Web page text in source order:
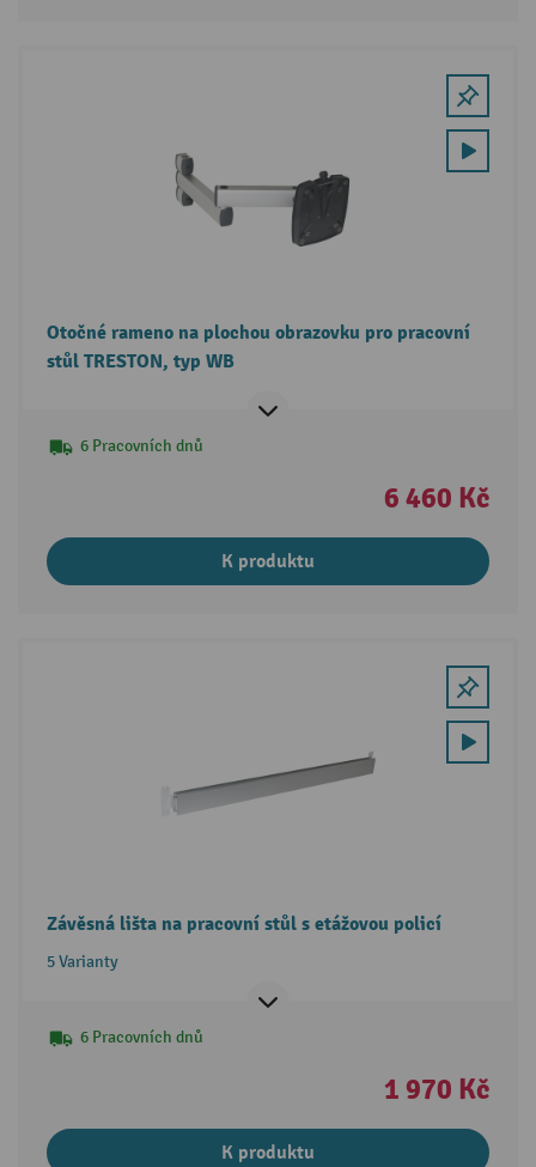
Otočné rameno na plochou obrazovku pro pracovní
stůl TRESTON, typ WB
6 Pracovních dnů
6 460 Kč
K produktu
Závěsná lišta na pracovní stůl s etážovou policí
5 Varianty
6 Pracovních dnů
1 970 Kč
K produktu